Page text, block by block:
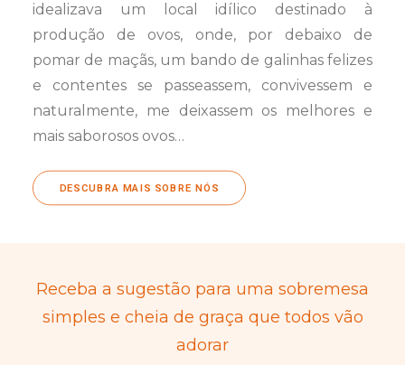
idealizava um local idílico destinado à
produção de ovos, onde, por debaixo de
pomar de maçãs, um bando de galinhas felizes
e contentes se passeassem, convivessem e
naturalmente, me deixassem os melhores e
mais saborosos ovos…
DESCUBRA MAIS SOBRE NÓS
Receba a sugestão para uma sobremesa
simples e cheia de graça que todos vão
adorar